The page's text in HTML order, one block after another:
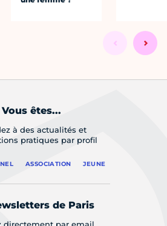
Vous êtes...
à des actualités et
pratiques par profil
ASSOCIATION JEUNE
de Paris